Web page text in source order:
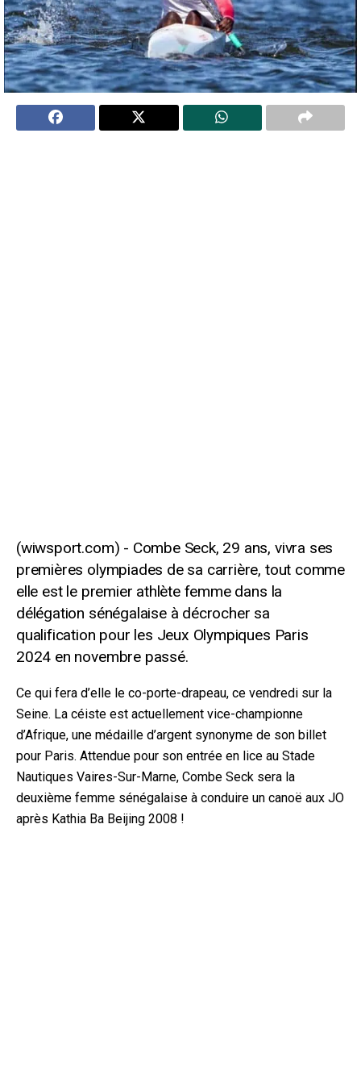
Combe Seck, 29 ans, vivra ses
premières olympiades de sa carrière, tout comme
elle est le premier athlète femme dans la
délégation sénégalaise à décrocher sa
qualification pour les Jeux Olympiques Paris
2024 en novembre passé.
Ce qui fera d’elle le co-porte-drapeau, ce vendredi sur la
Seine. La céiste est actuellement vice-championne
d’Afrique, une médaille d’argent synonyme de son billet
pour Paris. Attendue pour son entrée en lice au Stade
Nautiques Vaires-Sur-Marne, Combe Seck sera la
deuxième femme sénégalaise à conduire un canoë aux JO
après Kathia Ba Beijing 2008 !